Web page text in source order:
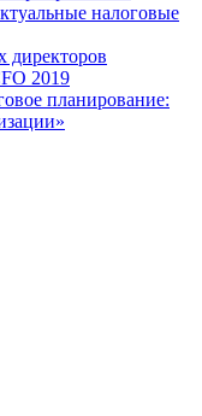
налоговые
директоров
2019
планирование: